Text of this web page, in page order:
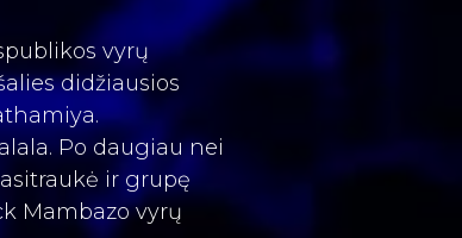
vyrų
didžiausios
Po daugiau nei
ir grupę
Mambazo vyrų